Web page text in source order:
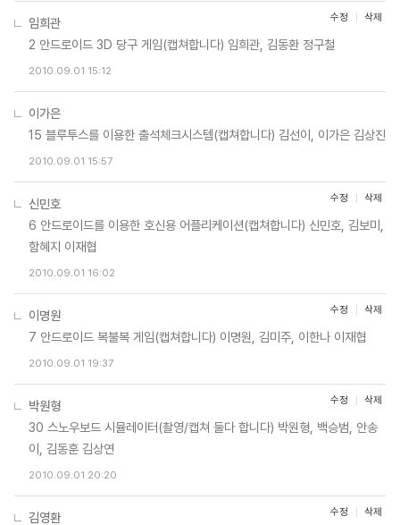
임희관
2 안드로이드 3D 당구 게임(캡쳐합니다) 임희관, 김동환 정구철
2010.09.01 15:12
수정 삭제
이가은
15 블루투스를 이용한 출석체크시스템(캡쳐합니다) 김선이, 이가은 김상진
2010.09.01 15:57
신민호
6 안드로이드를 이용한 호신용 어플리케이션(캡쳐합니다) 신민호, 김보미,
함혜지 이재협
2010.09.01 16:02
수정 삭제
이명원
7 안드로이드 복불복 게임(캡쳐합니다) 이명원, 김미주, 이한나 이재협
2010.09.01 19:37
수정 삭제
박원형
30 스노우보드 시뮬레이터(촬영/캡쳐 둘다 합니다) 박원형, 백승범, 안송
이, 김동훈 김상연
2010.09.01 20:20
수정 삭제
김영환 수정 삭제